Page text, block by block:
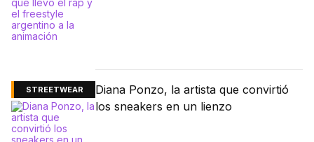
STREETWEAR
Diana Ponzo, la artista que convirtió
los sneakers en un lienzo